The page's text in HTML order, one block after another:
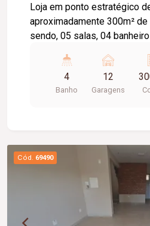
Loja em ponto estratégico
aproximadamente 300m²
sendo, 05 salas, 04
veículos. Ideal para
4
Banho
12
Garagens
Cód. 69490